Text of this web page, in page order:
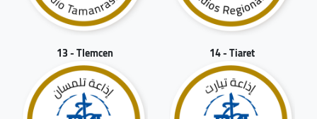
13 - Tlemcen 14 - Tiaret